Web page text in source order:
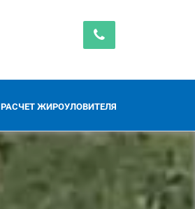
РАСЧЕТ ЖИРОУЛОВИТЕЛЯ